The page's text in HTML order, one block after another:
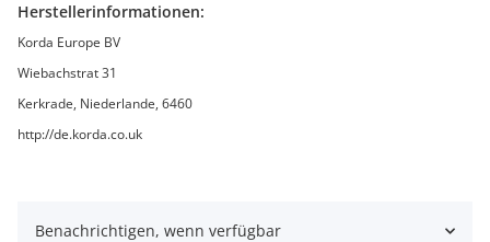
Herstellerinformationen:
Korda Europe BV
Wiebachstrat 31
Kerkrade, Niederlande, 6460
http://de.korda.co.uk
Benachrichtigen, wenn verfügbar